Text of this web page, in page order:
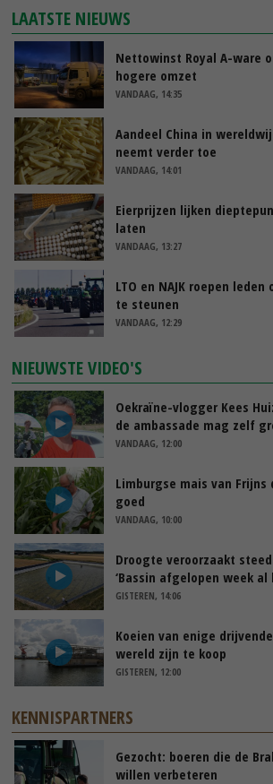
LAATSTE NIEUWS
Nettowinst Royal A-ware
hogere omzet
VANDAAG, 14:35
Aandeel China in
neemt verder toe
VANDAAG, 14:01
Eierprijzen lijken
laten
VANDAAG, 13:27
LTO en NAJK roepen
te steunen
VANDAAG, 12:29
NIEUWSTE VIDEO'S
Oekraïne-vlogger Kees
de ambassade mag zelf
VANDAAG, 12:00
Limburgse mais van
goed
VANDAAG, 10:00
Droogte veroorzaakt
‘Bassin afgelopen week al
GISTEREN, 14:06
Koeien van enige
wereld zijn te koop
GISTEREN, 12:00
KENNISPARTNERS
Gezocht: boeren die de
willen verbeteren